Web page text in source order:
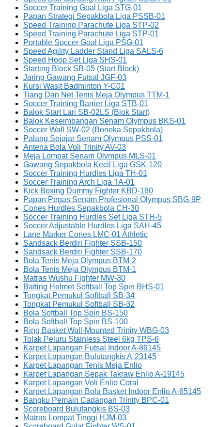
Soccer Training Goal Liga STG-01
Papan Strategi Sepakbola Liga PSSB-01
Speed Training Parachute Liga STP-02
Speed Training Parachute Liga STP-01
Portable Soccer Goal Liga PSG-01
Speed Agility Ladder Stand Liga SALS-6
Speed Hoop Set Liga SHS-01
Starting Block SB-05 (Start Block)
Jaring Gawang Futsal JGF-03
Kursi Wasit Badminton Y-C01
Tiang Dan Net Tenis Meja Olympus TTM-1
Soccer Training Barrier Liga STB-01
Balok Start Lari SB-02LS (Blok Start)
Balok Keseimbangan Senam Olympus BKS-01
Soccer Wall SW-02 (Boneka Sepakbola)
Palang Sejajar Senam Olympus PSS-01
Antena Bola Voli Trinity AV-03
Meja Lompat Senam Olympus MLS-01
Gawang Sepakbola Kecil Liga GSK-120
Soccer Training Hurdles Liga TH-01
Soccer Training Arch Liga TA-01
Kick Boxing Dummy Fighter KBD-180
Papan Pegas Senam Profesional Olympus SBG-9P
Cones Hurdles Sepakbola CH-30
Soccer Training Hurdles Set Liga STH-5
Soccer Adjustable Hurdles Liga SAH-45
Lane Marker Cones LMC-01 Athletic
Sandsack Berdiri Fighter SSB-150
Sandsack Berdiri Fighter SSB-170
Bola Tenis Meja Olympus BTM-2
Bola Tenis Meja Olympus BTM-1
Matras Wushu Fighter MW-30
Batting Helmet Softball Top Spin BHS-01
Tongkat Pemukul Softball SB-34
Tongkat Pemukul Softball SB-32
Bola Softball Top Spin BS-150
Bola Softball Top Spin BS-100
Ring Basket Wall-Mounted Trinity WBG-03
Tolak Peluru Stainless Steel 6kg TPS-6
Karpet Lapangan Futsal Indoor A-89145
Karpet Lapangan Bulutangkis A-23145
Karpet Lapangan Tenis Meja Enlio
Karpet Lapangan Sepak Takraw Enlio A-19145
Karpet Lapangan Voli Enlio Coral
Karpet Lapangan Bola Basket Indoor Enlio A-65145
Bangku Pemain Cadangan Trinity BPC-01
Scoreboard Bulutangkis BS-03
Matras Lompat Tinggi HJM-03